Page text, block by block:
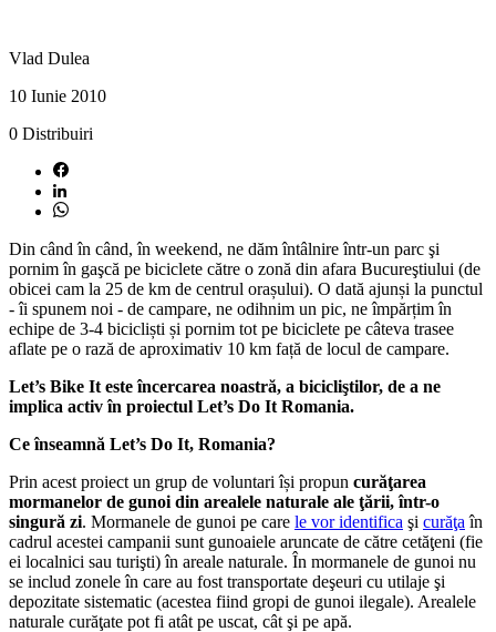
Vlad Dulea
10 Iunie 2010
0 Distribuiri
Din când în când, în weekend, ne dăm întâlnire într-un parc şi
pornim în gaşcă pe biciclete către o zonă din afara Bucureştiului (de
obicei cam la 25 de km de centrul orașului). O dată ajunși la punctul
- îi spunem noi - de campare, ne odihnim un pic, ne împărțim în
echipe de 3-4 bicicliști și pornim tot pe biciclete pe câteva trasee
aflate pe o rază de aproximativ 10 km față de locul de campare.
Let’s Bike It este încercarea noastră, a bicicliştilor, de a ne
implica activ în proiectul Let’s Do It Romania.
Ce înseamnă Let’s Do It, Romania?
Prin acest proiect un grup de voluntari își propun curăţarea
mormanelor de gunoi din arealele naturale ale ţării, într-o
singură zi. Mormanele de gunoi pe care le vor identifica şi curăţa în
cadrul acestei campanii sunt gunoaiele aruncate de către cetăţeni (fie
ei localnici sau turişti) în areale naturale. În mormanele de gunoi nu
se includ zonele în care au fost transportate deşeuri cu utilaje şi
depozitate sistematic (acestea fiind gropi de gunoi ilegale). Arealele
naturale curăţate pot fi atât pe uscat, cât şi pe apă.